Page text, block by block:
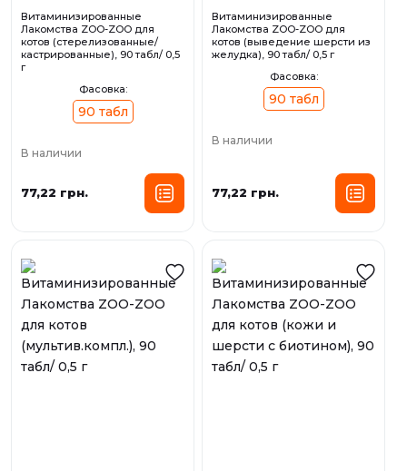
Витаминизированные
Лакомства ZOO-ZOO для
котов (стерелизованные/
кастрированные), 90 табл/ 0,5
г
Фасовка:
90 табл
В наличии
77,22 грн.
Витаминизированные
Лакомства ZOO-ZOO для
котов (выведение шерсти из
желудка), 90 табл/ 0,5 г
Фасовка:
90 табл
В наличии
77,22 грн.